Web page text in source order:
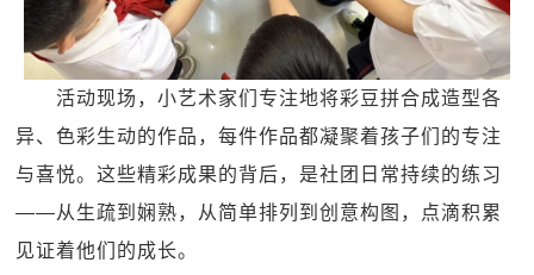
活动现场，小艺术家们专注地将彩豆拼合成造型各
异、色彩生动的作品，每件作品都凝聚着孩子们的专注
与喜悦。这些精彩成果的背后，是社团日常持续的练习
——从生疏到娴熟，从简单排列到创意构图，点滴积累
见证着他们的成长。